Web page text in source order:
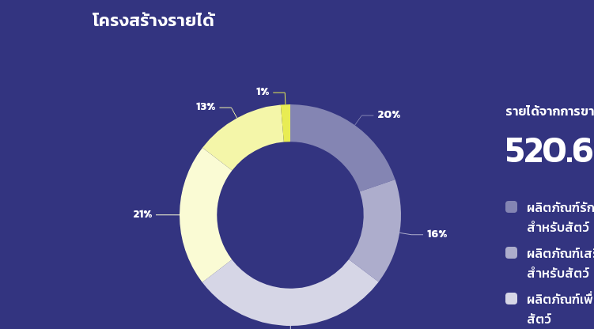
โครงสร้างรายได้
รายได้จากการข
ผลิตภัณฑ์รัก
สำหรับสัตว์
ผลิตภัณฑ์เส
สำหรับสัตว์
ผลิตภัณฑ์เพื่
สัตว์